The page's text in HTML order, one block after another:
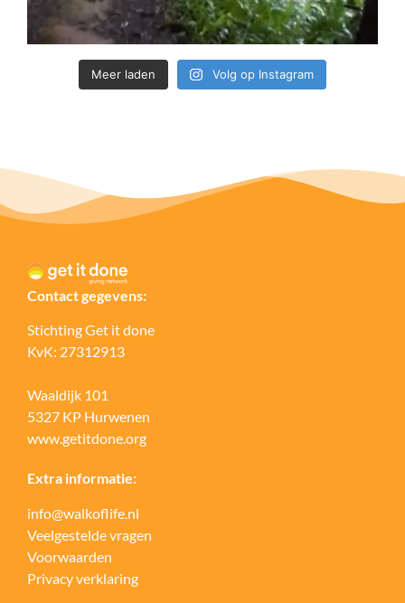
Meer laden Volg op Instagram
Contact gegevens:
Stichting Get it done
KvK: 27312913
Waaldijk 101
5327 KP Hurwenen
www.getitdone.org
Extra informatie:
info@walkoflife.nl
Veelgestelde vragen
Voorwaarden
Privacy verklaring